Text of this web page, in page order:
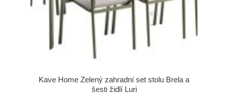
Kave Home Zelený zahradní set stolu Brela a
šesti židlí Luri